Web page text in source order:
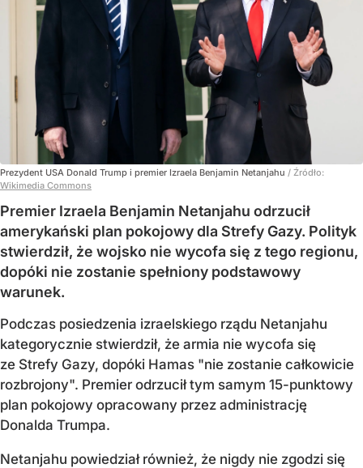
Prezydent USA Donald Trump i premier Izraela Benjamin Netanjahu / Źródło:
Wikimedia Commons
Premier Izraela Benjamin Netanjahu odrzucił
amerykański plan pokojowy dla Strefy Gazy. Polityk
stwierdził, że wojsko nie wycofa się z tego regionu,
dopóki nie zostanie spełniony podstawowy
warunek.
Podczas posiedzenia izraelskiego rządu Netanjahu
kategorycznie stwierdził, że armia nie wycofa się
ze Strefy Gazy, dopóki Hamas "nie zostanie całkowicie
rozbrojony". Premier odrzucił tym samym 15-punktowy
plan pokojowy opracowany przez administrację
Donalda Trumpa.
Netanjahu powiedział również, że nigdy nie zgodzi się